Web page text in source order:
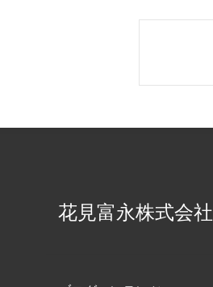
花見富永株式会社